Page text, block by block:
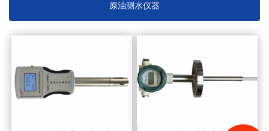
原油测水仪器